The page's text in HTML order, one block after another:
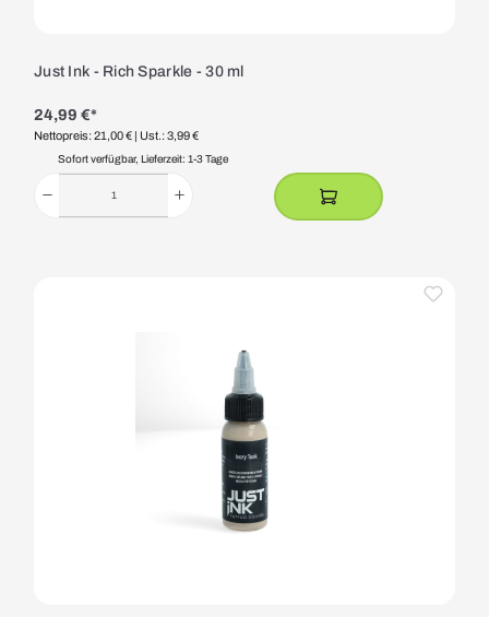
Just Ink - Rich Sparkle - 30 ml
24,99 €*
Nettopreis: 21,00 € | Ust.: 3,99 €
Sofort verfügbar, Lieferzeit: 1-3 Tage